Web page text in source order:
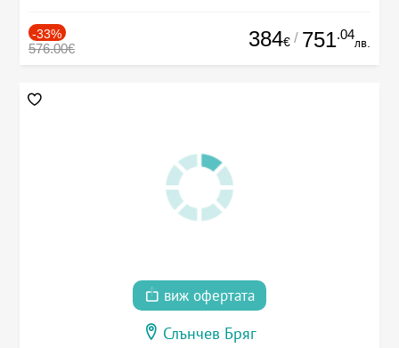
-33%
576.00€ 384€ / 751.04
лв.
виж офертата
Слънчев Бряг